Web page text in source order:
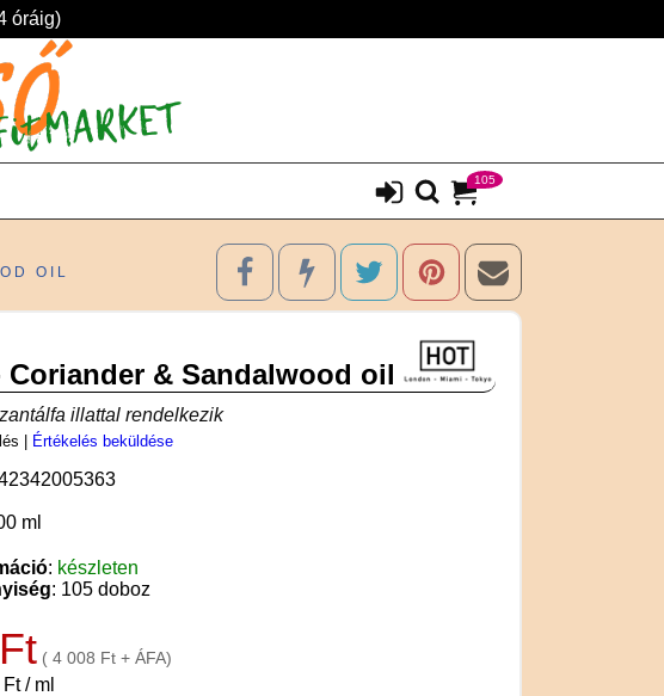
óráig)
105
OIL
Coriander & Sandalwood oil
illattal rendelkezik
Értékelés beküldése
ml
: készleten
: 105 doboz
( 4 008 Ft + ÁFA)
/ ml